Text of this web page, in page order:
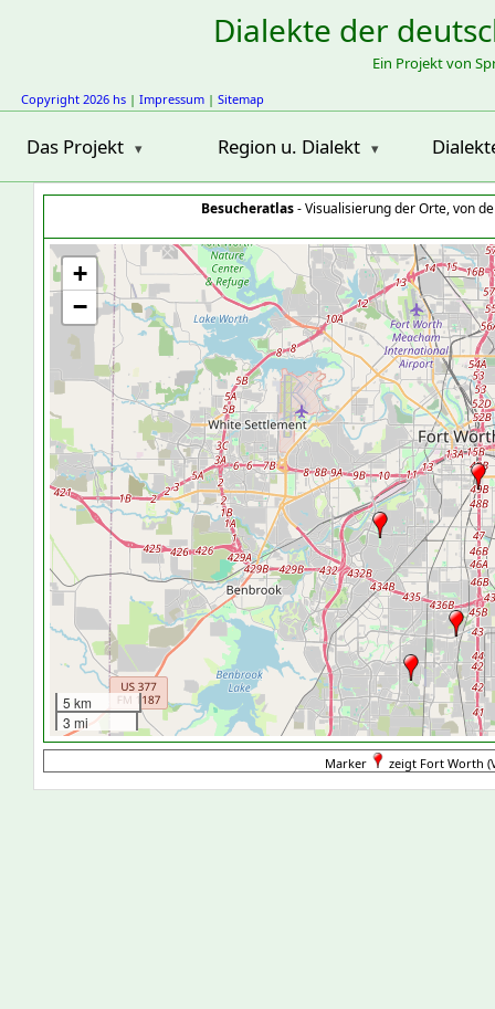
Dialekte der
Ein Projekt von
Copyright 2026 hs | Impressum | Sitemap
Das Projekt Region u. Dialekt
Besucheratlas- Visualisierung der Orte, von
+
−
5 km
3 mi
Marker zeigt Fort Worth